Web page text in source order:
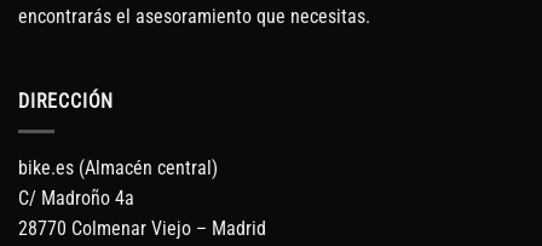
encontrarás el asesoramiento que necesitas.
DIRECCIÓN
bike.es (Almacén central)
C/ Madroño 4a
28770 Colmenar Viejo – Madrid